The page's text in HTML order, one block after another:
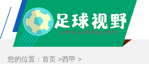
您的位置： 首页 >西甲 >